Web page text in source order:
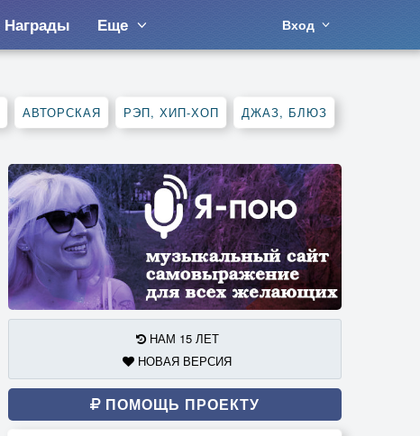
Награды Еще Вход
АВТОРСКАЯ РЭП, ХИП-ХОП ДЖАЗ, БЛЮЗ
НАМ 15 ЛЕТ
НОВАЯ ВЕРСИЯ
ПОМОЩЬ ПРОЕКТУ